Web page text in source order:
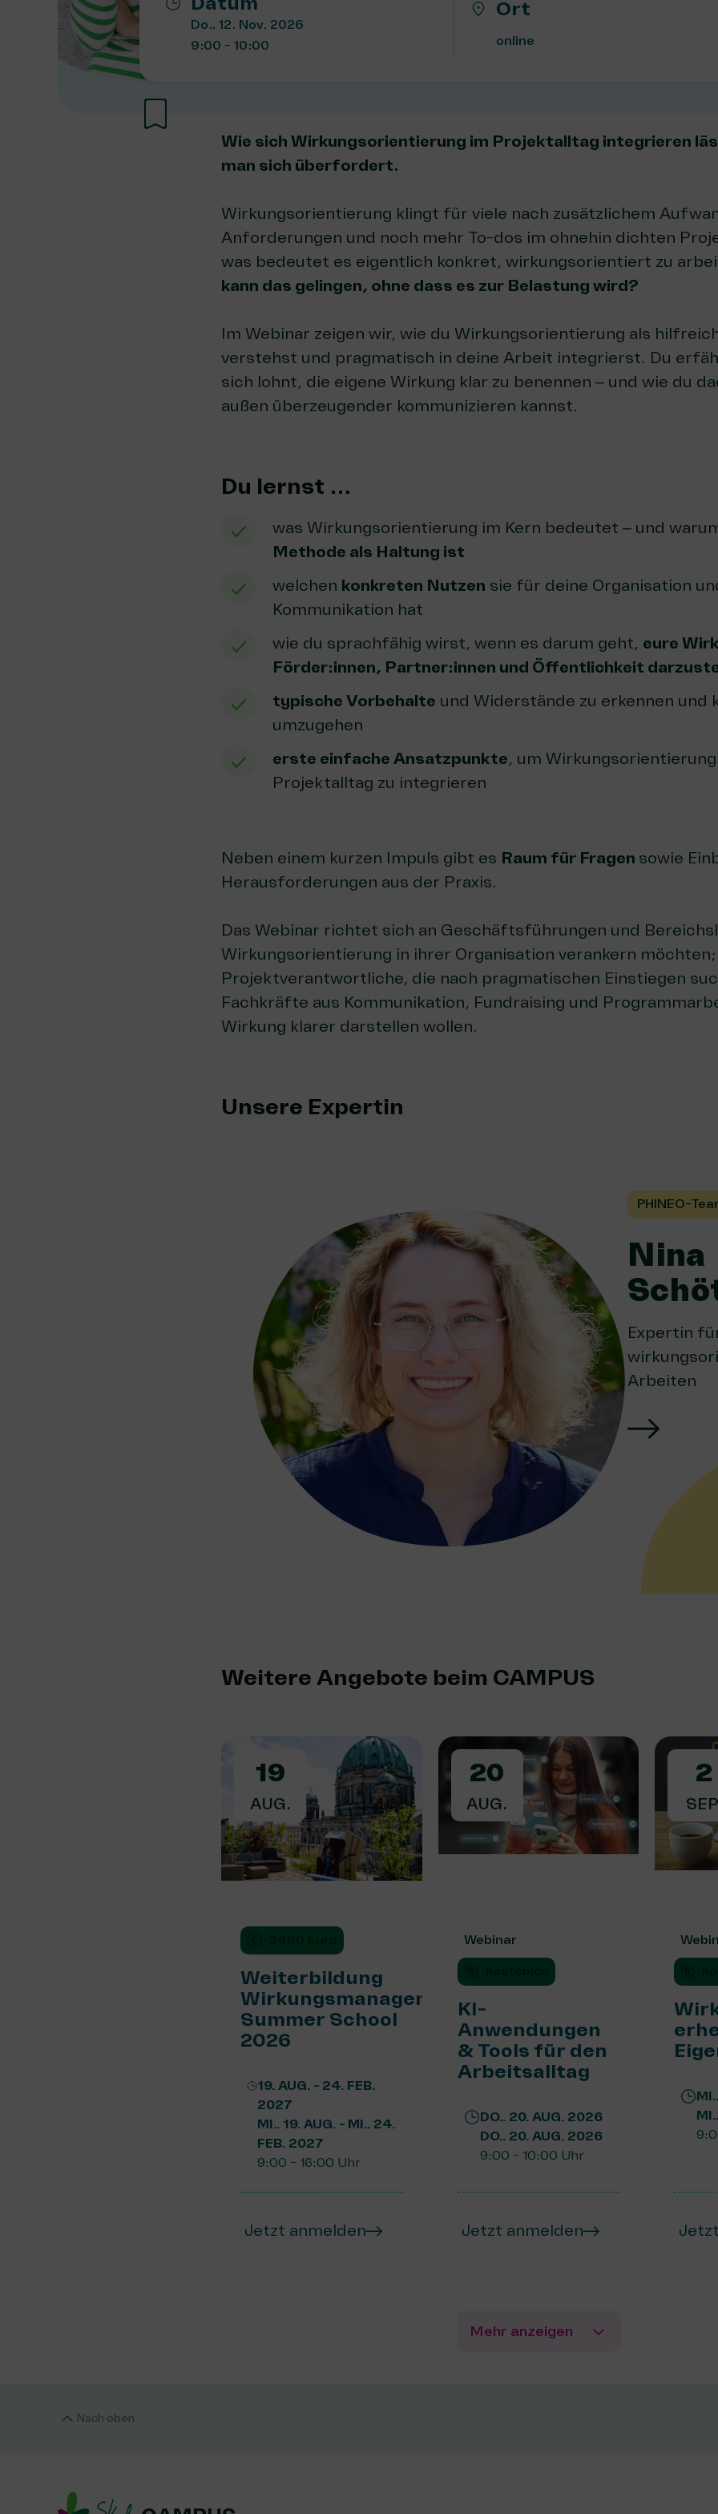
Do.. 12. Nov. 2026
9:00 - 10:00
Ort
online
Wie sich Wirkungsorientierung im Projektalltag integrieren
man sich überfordert.
Wirkungsorientierung klingt für viele nach zusätzlichem
Anforderungen und noch mehr To-dos im ohnehin dichten
was bedeutet es eigentlich konkret, wirkungsorientiert zu
kann das gelingen, ohne dass es zur Belastung wird?
Im Webinar zeigen wir, wie du Wirkungsorientierung als
verstehst und pragmatisch in deine Arbeit integrierst. Du
sich lohnt, die eigene Wirkung klar zu benennen – und wie du
außen überzeugender kommunizieren kannst.
Du lernst …
was Wirkungsorientierung im Kern bedeutet – und
Methode als Haltung ist
welchen konkreten Nutzen sie für deine Organisation
Kommunikation hat
wie du sprachfähig wirst, wenn es darum geht, eure
Förder:innen, Partner:innen und Öffentlichkeit
typische Vorbehalte und Widerstände zu erkennen
umzugehen
erste einfache Ansatzpunkte, um
Projektalltag zu integrieren
Neben einem kurzen Impuls gibt es Raum für Fragen sowie
Herausforderungen aus der Praxis.
Das Webinar richtet sich an Geschäftsführungen und
Wirkungsorientierung in ihrer Organisation verankern möchten;
Projektverantwortliche, die nach pragmatischen Einstiegen
Fachkräfte aus Kommunikation, Fundraising und
Wirkung klarer darstellen wollen.
Unsere Expertin
PHINEO-
Nina
Expertin
Arbeiten
Weitere Angebote beim CAMPUS
19
AUG.
Weiterbildung
Wirkungsmanagement
Summer School
2026
19. AUG. - 24. FEB.
2027
MI.. 19. AUG. - MI.. 24.
FEB. 2027
9:00 - 16:00 Uhr
Jetzt anmelden
20
AUG.
Webinar
KI-
Anwendungen
& Tools für den
Arbeitsalltag
DO.. 20. AUG. 2026
DO.. 20. AUG. 2026
9:00 - 10:00 Uhr
Jetzt anmelden
2
Mehr anzeigen
Nach oben